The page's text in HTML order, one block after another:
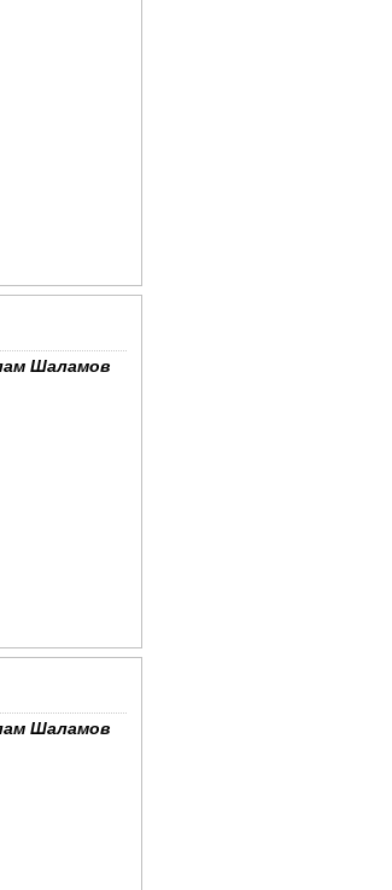
Шаламов
Шаламов